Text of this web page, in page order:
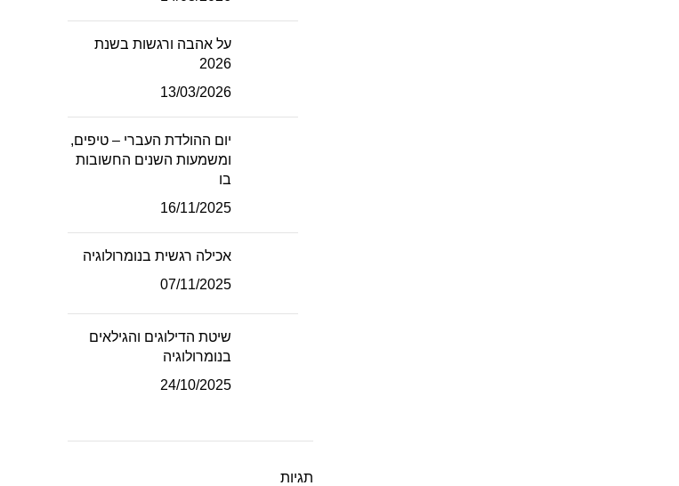
על אהבה ורגשות בשנת
2026
13/03/2026
יום ההולדת העברי – טיפים,
ומשמעות השנים החשובות
בו
16/11/2025
אכילה רגשית בנומרולוגיה
07/11/2025
שיטת הדילוגים והגילאים
בנומרולוגיה
24/10/2025
תגיות